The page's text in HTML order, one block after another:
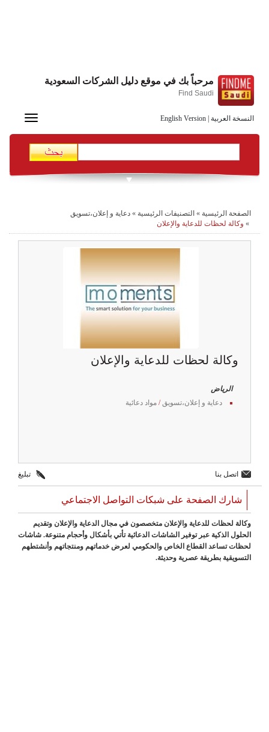
النسخة العربية English Version
مرحباً بك في موقع دليل الشركات السعودية
Find Saudi
Toggle
الصفحة الرئيسية » التصنيفات الرئيسية » دعاية و إعلان،تسويق
» وكالة لحظات للدعاية والإعلان
وكالة لحظات للدعاية والإعلان
الرياض
دعاية و إعلان،تسويق / مواد دعائية
اتصل بنا تبليغ
شارك الصفحة على شبكات التواصل الاجتماعي
وكالة لحظات للدعاية والإعلان متخصصون في مجال الدعاية والإعلان وتقديم
الحلول الذكية عبر توفير الشاشات الدعائية تأتي بأشكال وأحجام متنوعة. شاشات
لحظات تساعد القطاع الخاص والحكومي لعرض خدماتهم ومنتجاتهم وأنشتطهم
التسويقية بطريقة عصرية وحديثة.